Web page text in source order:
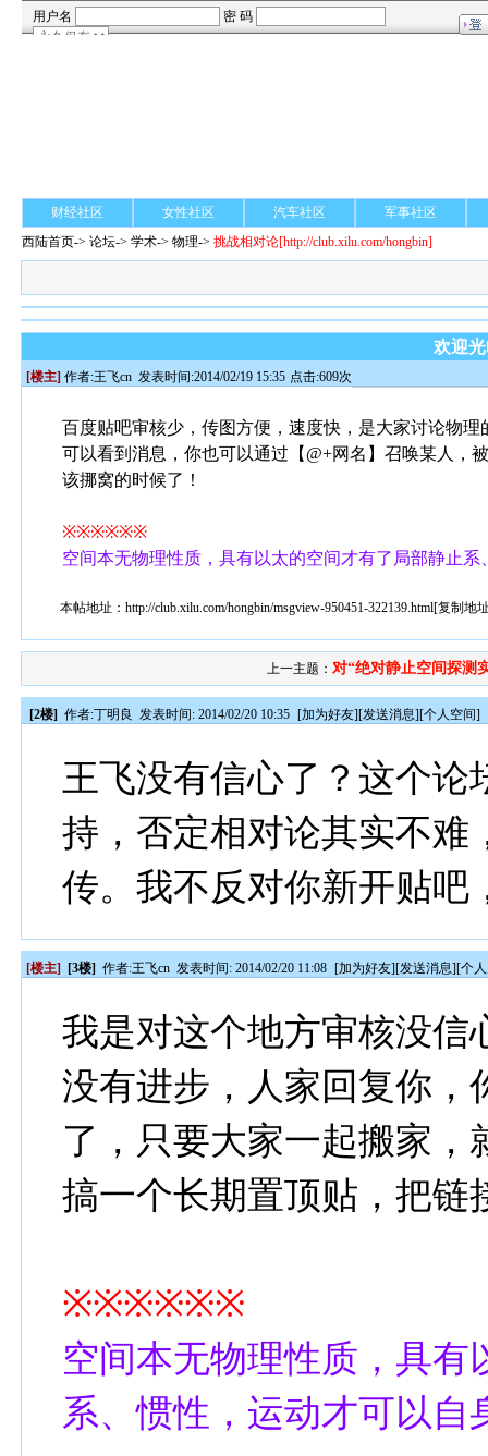
财经社区 女性社区 汽车社区
军事社区
西陆首页->论坛->学术-> 物理->挑战相对论[http://club.xilu.com/hongbin]
欢迎
[楼主] 作者:王飞cn 发表时间:2014/02/19 15:35 点击:609次
百度贴吧审核少，传图方便，速度快，是大家讨论物
可以看到消息，你也可以通过【@+网名】召唤某人，
该挪窝的时候了！
※※※※※※
空间本无物理性质，具有以太的空间才有了局部静止
本帖地址：http://club.xilu.com/hongbin/msgview-950451-322139.html[复制地
上一主题： 对“绝对静止空间探测
[2楼] 作者:丁明良 发表时间: 2014/02/20 10:35 [加为好友][发送消息][个人空间]
王飞没有信心了？这个论
持，否定相对论其实不难
传。我不反对你新开贴吧
[楼主] [3楼] 作者:王飞cn 发表时间: 2014/02/20 11:08 [加为好友][发送消息][个
我是对这个地方审核没信
没有进步，人家回复你，
了，只要大家一起搬家
搞一个长期置顶贴，把链
※※※※※※
空间本无物理性质，具有
系、惯性，运动才可以自